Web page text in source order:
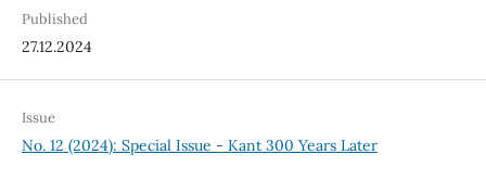
Published
27.12.2024
Issue
No. 12 (2024): Special Issue - Kant 300 Years Later